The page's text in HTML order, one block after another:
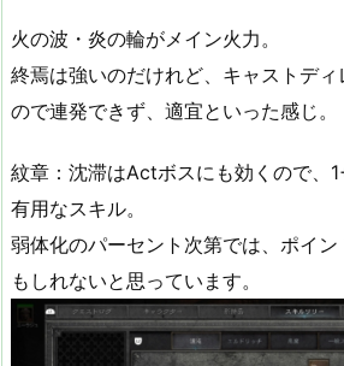
火の波・炎の輪がメイン火力。
終焉は強いのだけれど、キャストデ
ので連発できず、適宜といった感じ。
紋章：沈滞はActボスにも効くので、
有用なスキル。
弱体化のパーセント次第では、ポイ
もしれないと思っています。